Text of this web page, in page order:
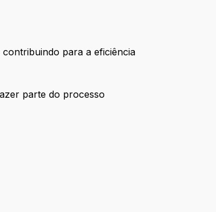
para a eficiência
parte do processo